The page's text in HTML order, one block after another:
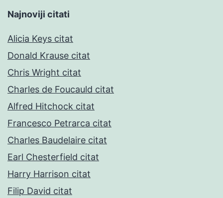
Najnoviji citati
Alicia Keys citat
Donald Krause citat
Chris Wright citat
Charles de Foucauld citat
Alfred Hitchock citat
Francesco Petrarca citat
Charles Baudelaire citat
Earl Chesterfield citat
Harry Harrison citat
Filip David citat